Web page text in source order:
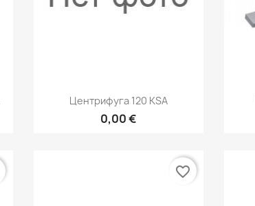
 Быстрый просмотр
Центрифуга 120 KSA
0,00 €
favorite_border